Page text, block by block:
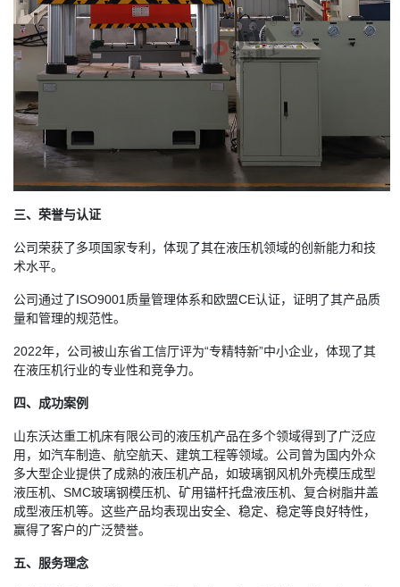
三、荣誉与认证
公司荣获了多项国家专利，体现了其在液压机领域的创新能力和技
术水平。
公司通过了ISO9001质量管理体系和欧盟CE认证，证明了其产品质
量和管理的规范性。
2022年，公司被山东省工信厅评为“专精特新”中小企业，体现了其
在液压机行业的专业性和竞争力。
四、成功案例
山东沃达重工机床有限公司的液压机产品在多个领域得到了广泛应
用，如汽车制造、航空航天、建筑工程等领域。公司曾为国内外众
多大型企业提供了成熟的液压机产品，如玻璃钢风机外壳模压成型
液压机、SMC玻璃钢模压机、矿用锚杆托盘液压机、复合树脂井盖
成型液压机等。这些产品均表现出安全、稳定、稳定等良好特性，
赢得了客户的广泛赞誉。
五、服务理念